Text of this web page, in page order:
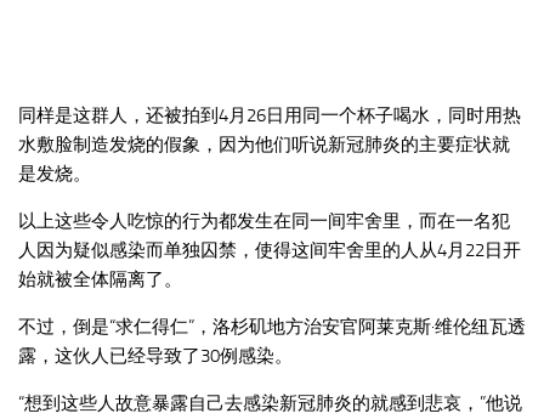
同样是这群人，还被拍到4月26日用同一个杯子喝水，同时用热
水敷脸制造发烧的假象，因为他们听说新冠肺炎的主要症状就
是发烧。
以上这些令人吃惊的行为都发生在同一间牢舍里，而在一名犯
人因为疑似感染而单独囚禁，使得这间牢舍里的人从4月22日开
始就被全体隔离了。
不过，倒是“求仁得仁”，洛杉矶地方治安官阿莱克斯·维伦纽瓦透
露，这伙人已经导致了30例感染。
“想到这些人故意暴露自己去感染新冠肺炎的就感到悲哀，”他说